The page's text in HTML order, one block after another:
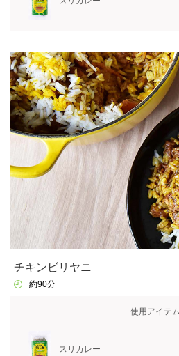
チキンビリヤニ
約90分
使用アイテム
スリカレー